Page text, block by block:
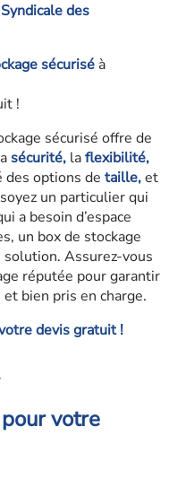
des
sécurisé à
!
sécurisé offre de
sécurité,laflexibilité,
options de taille,et
un particulier qui
a besoin d’espace
un box de stockage
Assurez-vous
réputée pour garantir
bien pris en charge.
devis gratuit !
votre